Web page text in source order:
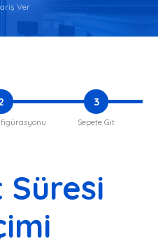
Ver
3
Sepete Git
Süresi